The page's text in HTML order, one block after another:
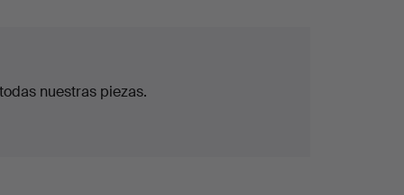
nuestras piezas.